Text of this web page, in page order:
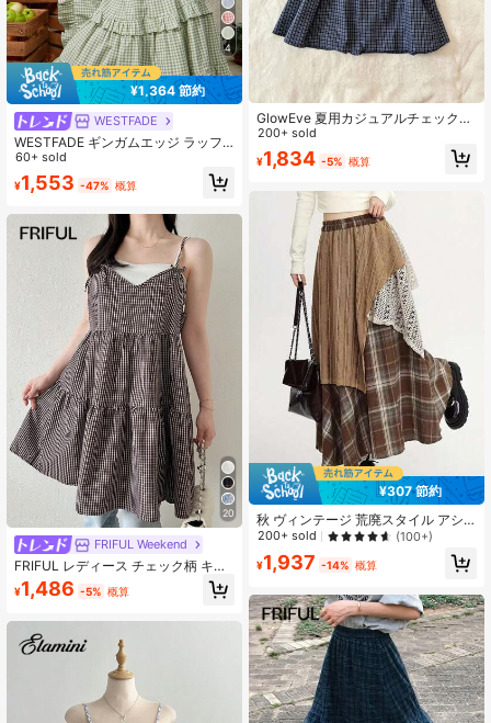
4
¥1,364 節約
WESTFADE
WESTFADE ギンガムエッジ ラッフ
ル ミニドレス ラッフルティアード B
D13195S
60+ sold
¥1,553 -47% 概算
20
FRIFUL Weekend
FRIFUL レディース チェック柄 キャ
ミソール リボンストラップ Aライン
マルチレイヤー ケーキスプライシン
¥1,486 -5% 概算
GlowEve 夏用カジュアルチェック柄
パフスリーブウエストリボンワンピ
ース
200+ sold
¥1,834 -5% 概算
¥307 節約
秋 ヴィンテージ 荒廃スタイル アシ
ンメトリー 森ガール レースパッチワ
200+ sold (100+)
¥1,937 -14% 概算